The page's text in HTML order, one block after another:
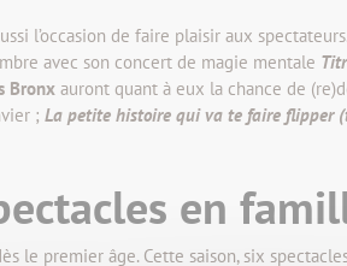
l’occasion de faire plaisir aux
avec son concert de magie mentale
Bronx auront quant à eux la chance de
; La petite histoire qui va te faire flipper
en
le premier âge. Cette saison, six